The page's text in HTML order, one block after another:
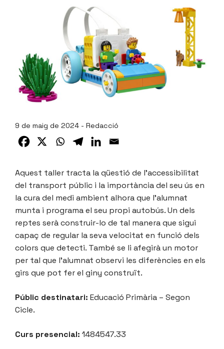
9 de maig de 2024 - Redacció
Aquest taller tracta la qüestió de l’accessibilitat
del transport públic i la importància del seu ús en
la cura del medi ambient alhora que l’alumnat
munta i programa el seu propi autobús. Un dels
reptes serà construir-lo de tal manera que sigui
capaç de regular la seva velocitat en funció dels
colors que detecti. També se li afegirà un motor
per tal que l’alumnat observi les diferències en els
girs que pot fer el giny construït.
Públic destinatari: Educació Primària – Segon
Cicle.
Curs presencial: 1484547.33